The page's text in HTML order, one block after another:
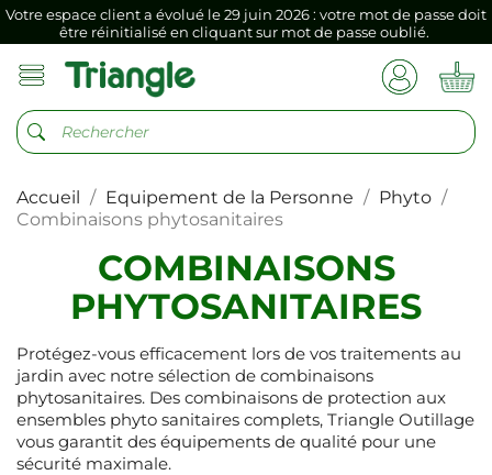
Votre espace client a évolué le 29 juin 2026 : votre mot de passe doit
être réinitialisé en cliquant sur mot de passe oublié.
Si vous aviez mémorisé votre précédent mot de passe dans votre
navigateur internet, il doit être réenregistré à la première connexion
Votre espace client a évolué le 29 juin 2026 : votre mot de passe doit
être réinitialisé en cliquant sur mot de passe oublié.
Si vous aviez mémorisé votre précédent mot de passe dans votre
navigateur internet, il doit être réenregistré à la première connexion
vers votre nouvel espace client.
Accueil Equipement de la Personne
Phyto
Combinaisons phytosanitaires
COMBINAISONS
PHYTOSANITAIRES
Protégez-vous efficacement lors de vos traitements au
jardin avec notre sélection de combinaisons
phytosanitaires. Des combinaisons de protection aux
ensembles phyto sanitaires complets, Triangle Outillage
vous garantit des équipements de qualité pour une
sécurité maximale.